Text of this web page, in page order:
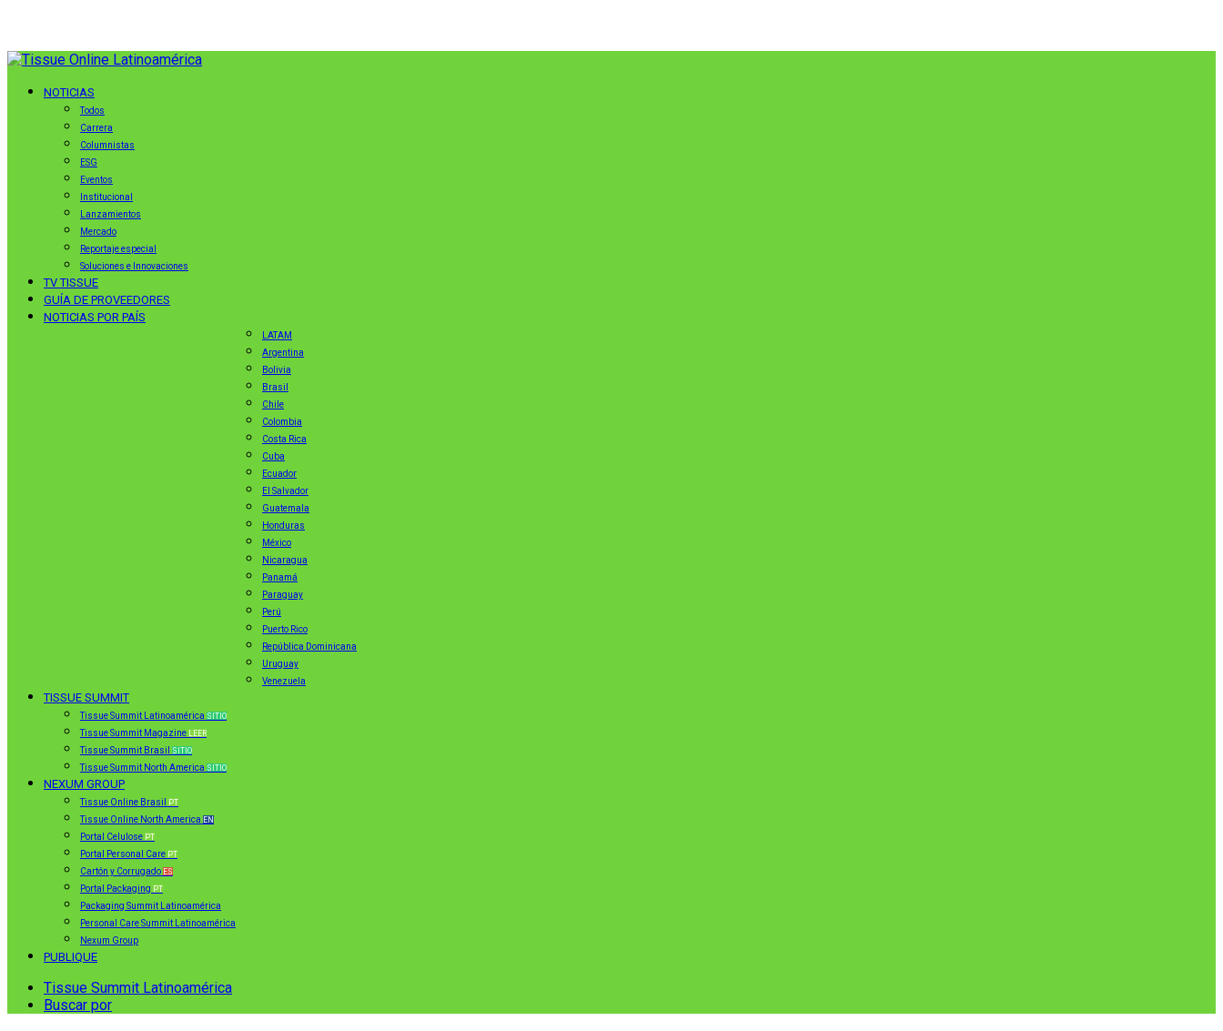
NOTICIAS
Todos
Carrera
Columnistas
ESG
Eventos
Institucional
Lanzamientos
Mercado
Reportaje especial
Soluciones e Innovaciones
TV TISSUE
GUÍA DE PROVEEDORES
NOTICIAS POR PAÍS
LATAM
Argentina
Bolivia
Brasil
Chile
Colombia
Costa Rica
Cuba
Ecuador
El Salvador
Guatemala
Honduras
México
Nicaragua
Panamá
Paraguay
Perú
Puerto Rico
República Dominicana
Uruguay
Venezuela
TISSUE SUMMIT
Tissue Summit Latinoamérica SITIO
Tissue Summit Magazine LEER
Tissue Summit Brasil SITIO
Tissue Summit North America SITIO
NEXUM GROUP
Tissue Online Brasil PT
Tissue Online North America EN
Portal Celulose PT
Portal Personal Care PT
Cartón y Corrugado ES
Portal Packaging PT
Packaging Summit Latinoamérica
Personal Care Summit Latinoamérica
Nexum Group
PUBLIQUE
Tissue Summit Latinoamérica
Buscar por